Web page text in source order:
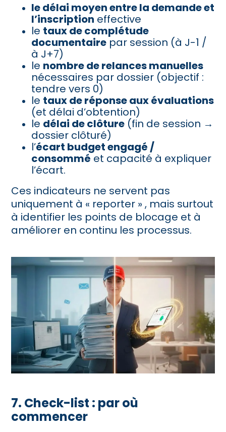
le délai moyen entre la demande et
l’inscription effective
le taux de complétude
documentaire par session (à J-1 /
à J+7)
le nombre de relances manuelles
nécessaires par dossier (objectif :
tendre vers 0)
le taux de réponse aux évaluations
(et délai d’obtention)
le délai de clôture (fin de session →
dossier clôturé)
l’écart budget engagé /
consommé et capacité à expliquer
l’écart.
Ces indicateurs ne servent pas
uniquement à « reporter » , mais surtout
à identifier les points de blocage et à
améliorer en continu les processus.
7. Check-list : par où
commencer